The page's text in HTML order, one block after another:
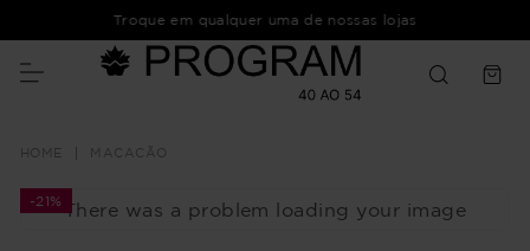
Troque em qualquer uma de nossas lojas
MACACÃO
There was a problem loading your image
-21%